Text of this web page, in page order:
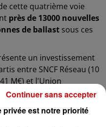
cette quatrième voie
près de 13000 nouvelles
de ballast sous ces
un investissement
entre SNCF Réseau (10
M€) et l'Union
doiventdurer près de
privée est notre priorité
Continuer sans accepter